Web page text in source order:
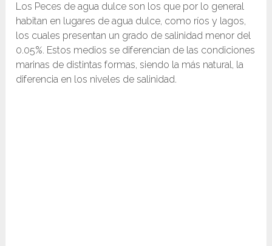
Los Peces de agua dulce son los que por lo general
habitan en lugares de agua dulce, como ríos y lagos,
los cuales presentan un grado de salinidad menor del
0.05%. Estos medios se diferencian de las condiciones
marinas de distintas formas, siendo la más natural, la
diferencia en los niveles de salinidad.